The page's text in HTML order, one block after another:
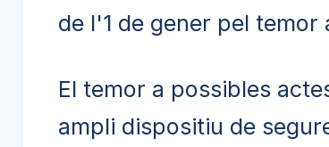
de l'1 de gener pel temor
El temor a possibles
ampli dispositiu de